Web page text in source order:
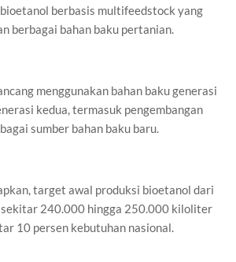
berbasis multifeedstock yang
berbagai bahan baku pertanian.
menggunakan bahan baku generasi
kedua, termasuk pengembangan
sumber bahan baku baru.
target awal produksi bioetanol dari
sekitar 240.000 hingga 250.000 kiloliter
10 persen kebutuhan nasional.